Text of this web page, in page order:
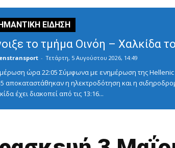
το τμήμα Οινόη – Χαλκίδα
- Τετάρτη, 5 Αυγούστου 2026, 14:49
ώρα 22:05 Σύμφωνα με ενημέρωση της Hellenic
αποκαταστάθηκαν η ηλεκτροδότηση και η
έχει διακοπεί από τις 13:16...